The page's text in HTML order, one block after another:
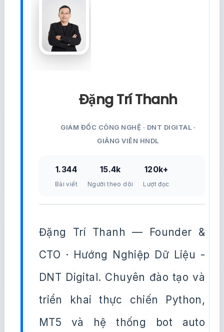
Đặng Trí Thanh
GIÁM ĐỐC CÔNG NGHỆ · DNT DIGITAL ·
GIẢNG VIÊN HNDL
1.344
Bài viết
15.4k
Người theo dõi
120k+
Lượt đọc
Đặng Trí Thanh — Founder &
CTO · Hướng Nghiệp Dữ Liệu -
DNT Digital. Chuyên đào tạo và
triển khai thực chiến Python,
MT5 và hệ thống bot auto